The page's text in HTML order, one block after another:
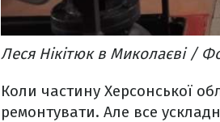
Леся Нікітюк в Миколаєві /
Коли частину Херсонської
ремонтувати. Але все